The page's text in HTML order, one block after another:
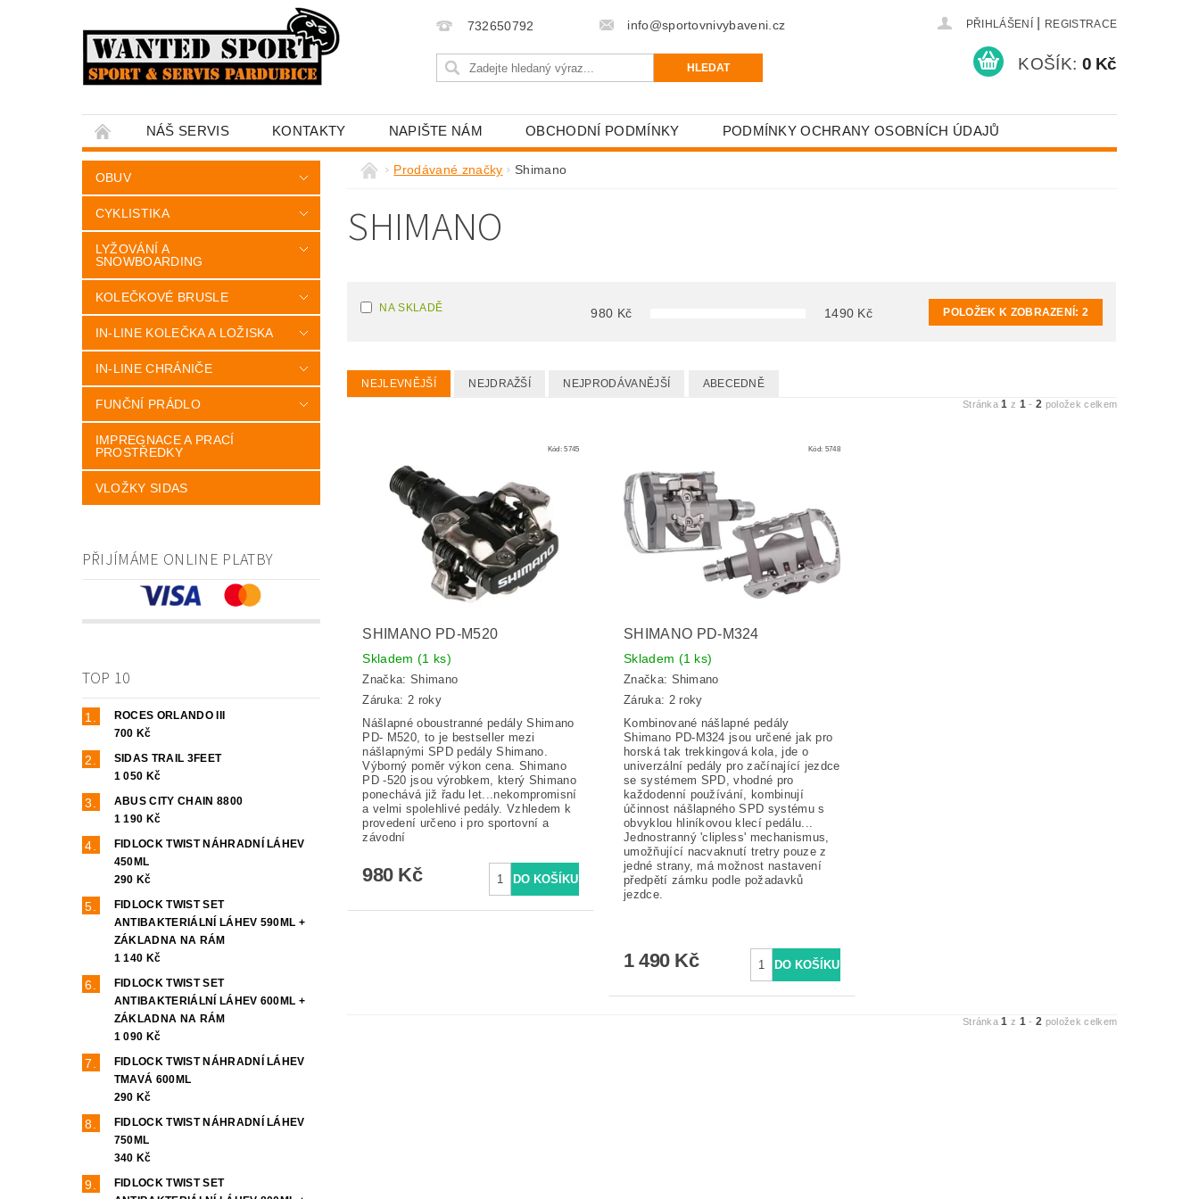
732650792 info@sportovnivybaveni.cz PŘIHLÁŠENÍ REGISTRACE
KOŠÍK: 0 Kč
NÁŠ SERVIS KONTAKTY NAPIŠTE NÁM OBCHODNÍ PODMÍNKY PODMÍNKY OCHRANY OSOBNÍCH ÚDAJŮ
OBUV
CYKLISTIKA
LYŽOVÁNÍ A
SNOWBOARDING
KOLEČKOVÉ BRUSLE
IN-LINE KOLEČKA A LOŽISKA
IN-LINE CHRÁNIČE
FUNČNÍ PRÁDLO
IMPREGNACE A PRACÍ
PROSTŘEDKY
VLOŽKY SIDAS
PŘIJÍMÁME ONLINE PLATBY
TOP 10
ROCES ORLANDO III
700 Kč
SIDAS TRAIL 3FEET
1 050 Kč
ABUS CITY CHAIN 8800
1 190 Kč
FIDLOCK TWIST NÁHRADNÍ LÁHEV
450ML
290 Kč
FIDLOCK TWIST SET
ANTIBAKTERIÁLNÍ LÁHEV 590ML +
ZÁKLADNA NA RÁM
1 140 Kč
FIDLOCK TWIST SET
ANTIBAKTERIÁLNÍ LÁHEV 600ML +
ZÁKLADNA NA RÁM
1 090 Kč
FIDLOCK TWIST NÁHRADNÍ LÁHEV
TMAVÁ 600ML
290 Kč
FIDLOCK TWIST NÁHRADNÍ LÁHEV
750ML
340 Kč
FIDLOCK TWIST SET
Prodávané značky Shimano
SHIMANO
NA SKLADĚ 980 Kč 1490 Kč POLOŽEK K ZOBRAZENÍ:2
NEJLEVNĚJŠÍ NEJDRAŽŠÍ NEJPRODÁVANĚJŠÍ ABECEDNĚ
Stránka1 z 1 -2 položek celkem
Kód:5745
SHIMANO PD-M520
Skladem (1 ks)
Značka: Shimano
Záruka: 2 roky
Nášlapné oboustranné pedály Shimano
PD- M520, to je bestseller mezi
nášlapnými SPD pedály Shimano.
Výborný poměr výkon cena. Shimano
PD -520 jsou výrobkem, který Shimano
ponechává již řadu let...nekompromisní
a velmi spolehlivé pedály. Vzhledem k
provedení určeno i pro sportovní a
závodní
980 Kč
Kód: 5748
SHIMANO PD-M324
Skladem (1 ks)
Značka: Shimano
Záruka: 2 roky
Kombinované nášlapné pedály
Shimano PD-M324 jsou určené jak pro
horská tak trekkingová kola, jde o
univerzální pedály pro začínající jezdce
se systémem SPD, vhodné pro
každodenní používání, kombinují
účinnost nášlapného SPD systému s
obvyklou hliníkovou klecí pedálu...
Jednostranný 'clipless' mechanismus,
umožňující nacvaknutí tretry pouze z
jedné strany, má možnost nastavení
předpětí zámku podle požadavků
jezdce.
1 490 Kč
Stránka1 z 1 -2 položek celkem